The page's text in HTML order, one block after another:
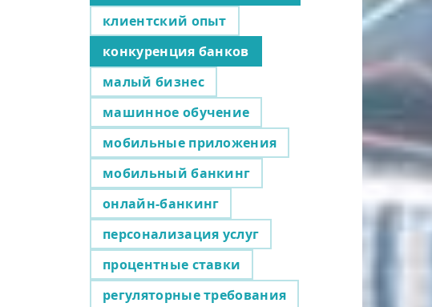
клиентский опыт
конкуренция банков
малый бизнес
машинное обучение
мобильные приложения
мобильный банкинг
онлайн-банкинг
персонализация услуг
процентные ставки
регуляторные требования